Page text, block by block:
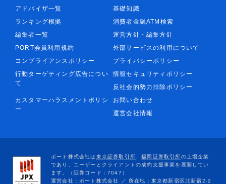
アドバイザ一覧
基礎知識
ランキング根拠
消費者金融ATM検索
編集者一覧
運営方針・編集方針
PORT会員利用規約
外部サービスの利用について
コンプライアンスポリシー
プライバシーポリシー
行動ターゲティング広告につい
て
情報セキュリティポリシー
反社会的勢力排除ポリシー
カスタマーハラスメントポリシ
ー
お問い合わせ
運営会社情報